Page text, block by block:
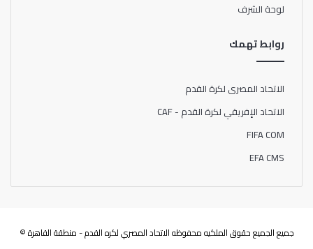
لوحة الشرف
روابط تهمك
الاتحاد المصرى لكرة القدم
الاتحاد الإفريقي لكرة القدم - CAF
FIFA COM
EFA CMS
جميع الجميع حقوق الملكيه محفوظه الاتحاد المصري لكره القدم - منطقة القاهرة ©